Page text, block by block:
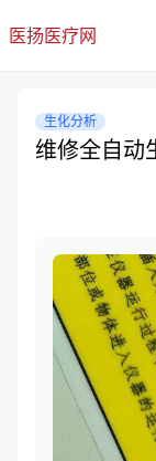
医扬医疗网
生化分析
维修全自动